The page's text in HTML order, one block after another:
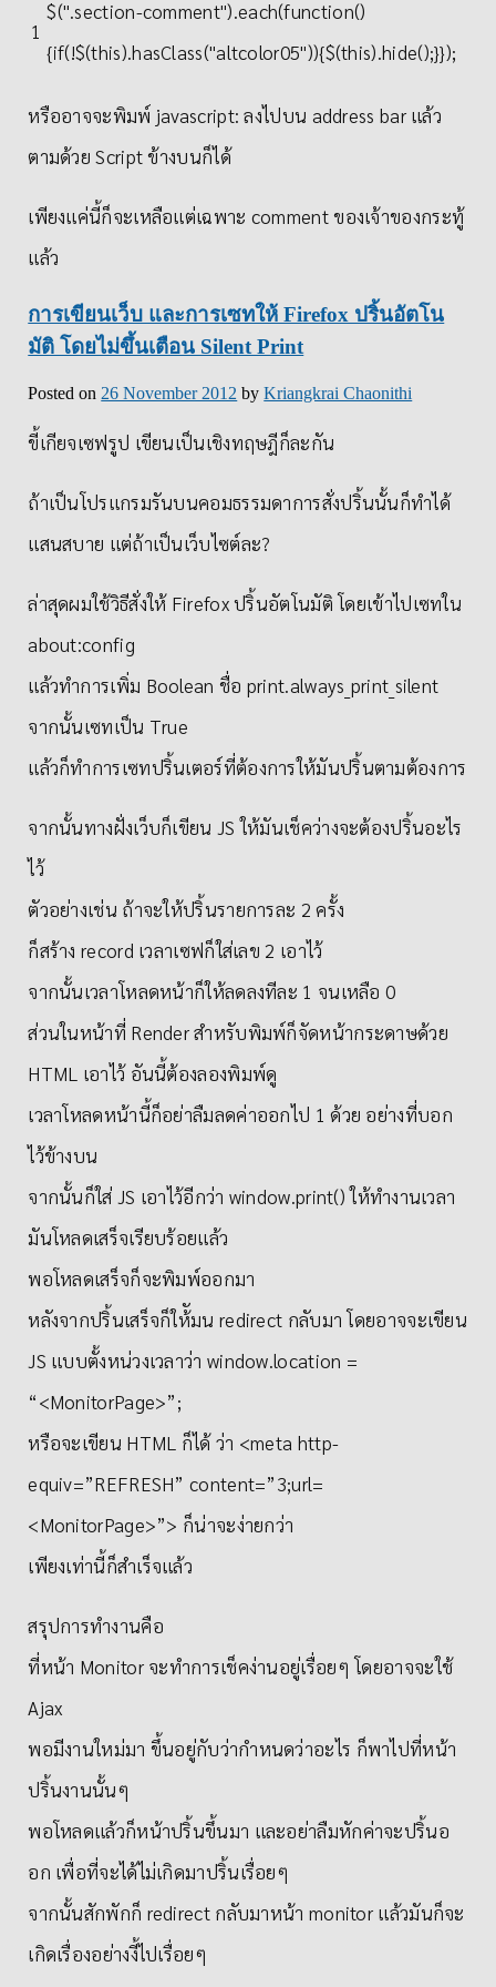
1
$(".section-comment").each(function()
{if(!$(this).hasClass("altcolor05")){$(this).hide();}});
หรืออาจจะพิมพ์ javascript: ลงไปบน address bar แล้ว
ตามด้วย Script ข้างบนก็ได้
เพียงแค่นี้ก็จะเหลือแต่เฉพาะ comment ของเจ้าของกระทู้
แล้ว
การเขียนเว็บ และการเซทให้ Firefox ปริ้นอัตโน
มัติ โดยไม่ขึ้นเตือน Silent Print
Posted on 26 November 2012 byKriangkrai Chaonithi
ขี้เกียจเซฟรูป เขียนเป็นเชิงทฤษฎีก็ละกัน
ถ้าเป็นโปรแกรมรันบนคอมธรรมดาการสั่งปริ้นนั้นก็ทำได้
แสนสบาย แต่ถ้าเป็นเว็บไซต์ละ?
ล่าสุดผมใช้วิธีสั่งให้ Firefox ปริ้นอัตโนมัติ โดยเข้าไปเซทใน
about:config
แล้วทำการเพิ่ม Boolean ชื่อ print.always_print_silent
จากนั้นเซทเป็น True
แล้วก็ทำการเซทปริ้นเตอร์ที่ต้องการให้มันปริ้นตามต้องการ
จากนั้นทางฝั่งเว็บก็เขียน JS ให้มันเช็คว่างจะต้องปริ้นอะไร
ไว้
ตัวอย่างเช่น ถ้าจะให้ปริ้นรายการละ 2 ครั้ง
ก็สร้าง record เวลาเซฟก็ใส่เลข 2 เอาไว้
จากนั้นเวลาโหลดหน้าก็ให้ลดลงทีละ 1 จนเหลือ 0
ส่วนในหน้าที่ Render สำหรับพิมพ์ก็จัดหน้ากระดาษด้วย
HTML เอาไว้ อันนี้ต้องลองพิมพ์ดู
เวลาโหลดหน้านี้ก็อย่าลืมลดค่าออกไป 1 ด้วย อย่างที่บอก
ไว้ข้างบน
จากนั้นก็ใส่ JS เอาไว้อีกว่า window.print() ให้ทำงานเวลา
มันโหลดเสร็จเรียบร้อยแล้ว
พอโหลดเสร็จก็จะพิมพ์ออกมา
หลังจากปริ้นเสร็จก็ให้ัมน redirect กลับมา โดยอาจจะเขียน
JS แบบตั้งหน่วงเวลาว่า window.location =
“<MonitorPage>”;
หรือจะเขียน HTML ก็ได้ ว่า <meta http-
equiv=”REFRESH” content=”3;url=
<MonitorPage>”> ก็น่าจะง่ายกว่า
เพียงเท่านี้ก็สำเร็จแล้ว
สรุปการทำงานคือ
ที่หน้า Monitor จะทำการเช็คง่านอยู่เรื่อยๆ โดยอาจจะใช้
Ajax
พอมีงานใหม่มา ขึ้นอยู่กับว่ากำหนดว่าอะไร ก็พาไปที่หน้า
ปริ้นงานนั้นๆ
พอโหลดแล้วก็หน้าปริ้นขึ้นมา และอย่าลืมหักค่าจะปริ้นอ
อก เพื่อที่จะได้ไม่เกิดมาปริ้นเรื่อยๆ
จากนั้นสักพักก็ redirect กลับมาหน้า monitor แล้วมันก็จะ
เกิดเรื่องอย่างงี้ไปเรื่อยๆ